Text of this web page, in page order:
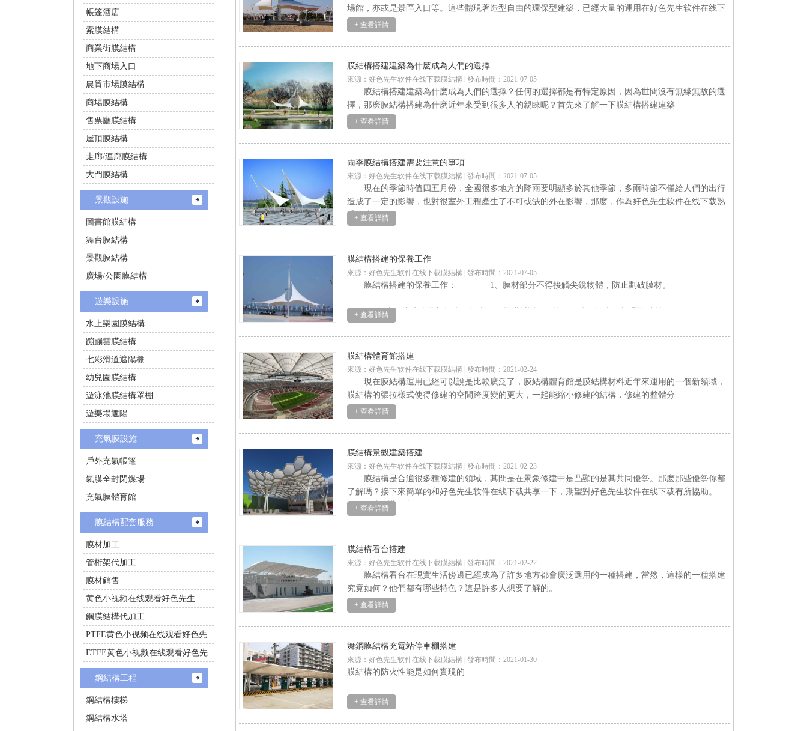
場館，亦或是景區入口等。這些體現著造型自由的環保型建築，已經大量的運用在好色先生软件在线下
载生+ 查看詳情
膜結構搭建建築為什麽成為人們的選擇
來源：好色先生软件在线下载膜結構 | 發布時間：2021-07-05
膜結構搭建建築為什麽成為人們的選擇？任何的選擇都是有特定原因，因為世間沒有無緣無故的選
擇，那麽膜結構搭建為什麽近年來受到很多人的親睞呢？首先來了解一下膜結構搭建建築
+ 查看詳情
雨季膜結構搭建需要注意的事項
來源：好色先生软件在线下载膜結構 | 發布時間：2021-07-05
現在的季節時值四五月份，全國很多地方的降雨要明顯多於其他季節，多雨時節不僅給人們的出行
造成了一定的影響，也對很室外工程產生了不可或缺的外在影響，那麽，作為好色先生软件在线下载熟
悉的膜
+ 查看詳情
膜結構搭建的保養工作
來源：好色先生软件在线下载膜結構 | 發布時間：2021-07-05
膜結構搭建的保養工作： 1、膜材部分不得接觸尖銳物體，防止劃破膜材。
2、如膜結構建築需加燈光，燈光不得與膜材近距離接觸，防止燈光發熱燙壞膜材。
+ 查看詳情
膜結構體育館搭建
來源：好色先生软件在线下载膜結構 | 發布時間：2021-02-24
現在膜結構運用已經可以說是比較廣泛了，膜結構體育館是膜結構材料近年來運用的一個新領域，
膜結構的張拉樣式使得修建的空間跨度變的更大，一起能縮小修建的結構，修建的整體分
+ 查看詳情
膜結構景觀建築搭建
來源：好色先生软件在线下载膜結構 | 發布時間：2021-02-23
膜結構是合適很多種修建的領域，其間是在景象修建中是凸顯的是其共同優勢。那麽那些優勢你都
了解嗎？接下來簡單的和好色先生软件在线下载共享一下，期望對好色先生软件在线下载有所協助。
1.膜結構用來做
+ 查看詳情
膜結構看台搭建
來源：好色先生软件在线下载膜結構 | 發布時間：2021-02-22
膜結構看台在現實生活傍邊已經成為了許多地方都會廣泛選用的一種搭建，當然，這樣的一種搭建
究竟如何？他們都有哪些特色？這是許多人想要了解的。
特色一：顯著的經濟效益
+ 查看詳情
舞鋼膜結構充電站停車棚搭建
來源：好色先生软件在线下载膜結構 | 發布時間：2021-01-30
膜結構的防火性能是如何實現的
膜結構這種材料在如今的很多地方都有所應用，好色先生软件在线下载在使用這種材料的時候，肯定是
得對其功能特點進行一番了解的。
+ 查看詳情
帳篷酒店
索膜結構
商業街膜結構
地下商場入口
農貿市場膜結構
商場膜結構
售票廳膜結構
屋頂膜結構
走廊/連廊膜結構
大門膜結構
景觀設施
圖書館膜結構
舞台膜結構
景觀膜結構
廣場/公園膜結構
遊樂設施
水上樂園膜結構
蹦蹦雲膜結構
七彩滑道遮陽棚
幼兒園膜結構
遊泳池膜結構罩棚
遊樂場遮陽
充氣膜設施
戶外充氣帳篷
氣膜全封閉煤場
充氣膜體育館
膜結構配套服務
膜材加工
管桁架代加工
膜材銷售
黄色小视频在线观看好色先生
鋼膜結構代加工
PTFE黄色小视频在线观看好色先
生施工
ETFE黄色小视频在线观看好色先
生施工
鋼結構工程
鋼結構樓梯
鋼結構水塔